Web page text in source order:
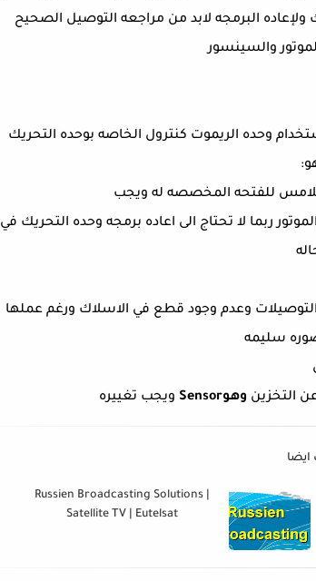
ولإعاده البرمجه لابد من مراجعه التوصيل الصحيح
والسينسور
وحده الريموت كنترول الخاصه بوحده التحريك
للفتحه المخصصه له ويجب
ربما لا تحتاج الى اعاده برمجه وحده التحريك في
وعدم وجود قطع في الاسلاك ورغم عملها
سليمه
وهوSensor ويجب تغييره
Russien Broadcasting Solutions |
Satellite TV | Eutelsat